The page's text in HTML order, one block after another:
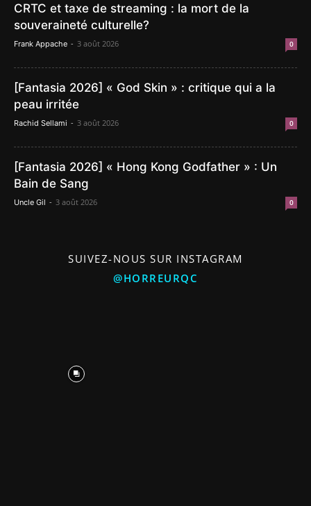
CRTC et taxe de streaming : la mort de la
souveraineté culturelle?
Frank Appache - 3 août 2026 0
[Fantasia 2026] « God Skin » : critique qui a la
peau irritée
Rachid Sellami - 3 août 2026 0
[Fantasia 2026] « Hong Kong Godfather » : Un
Bain de Sang
Uncle Gil - 3 août 2026 0
SUIVEZ-NOUS SUR INSTAGRAM
@HORREURQC